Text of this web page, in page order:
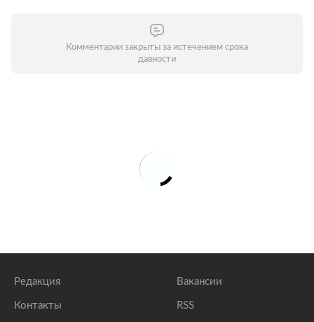
Комментарии закрыты за истечением срока
давности
Редакция
Контакты
Вакансии
RSS